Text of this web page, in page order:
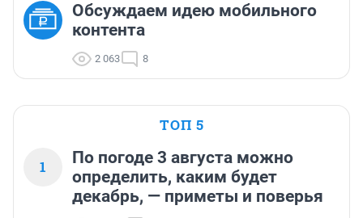
Обсуждаем идею мобильного
контента
2 063 8
ТОП 5
1
По погоде 3 августа можно
определить, каким будет
декабрь, — приметы и поверья